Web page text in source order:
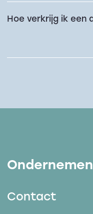
Hoe verkrijg ik een
Ondernemen
Contact